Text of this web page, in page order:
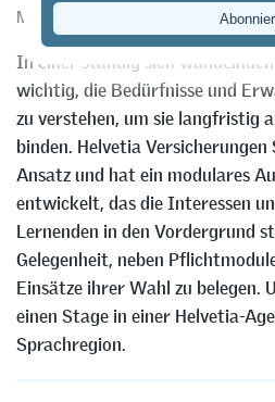
Michèle Schaub
In einer ständig sich
wichtig, die Bedürfnisse und
zu verstehen, um sie langfristig
binden. Helvetia
Ansatz und hat ein modulares
entwickelt, das die Interessen
Lernenden in den Vordergrund
Gelegenheit, neben
Einsätze ihrer Wahl zu belegen.
einen Stage in einer Helvetia-
Sprachregion.